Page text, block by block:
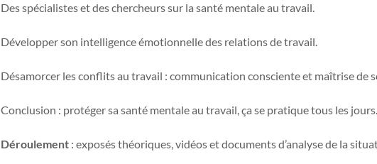
Des spécialistes et des chercheurs sur la santé mentale au travail.
Développer son intelligence émotionnelle des relations de travail.
Désamorcer les conflits au travail : communication consciente et maîtrise de
Conclusion : protéger sa santé mentale au travail, ça se pratique tous les jours.
Déroulement: exposés théoriques, vidéos et documents d’analyse de la